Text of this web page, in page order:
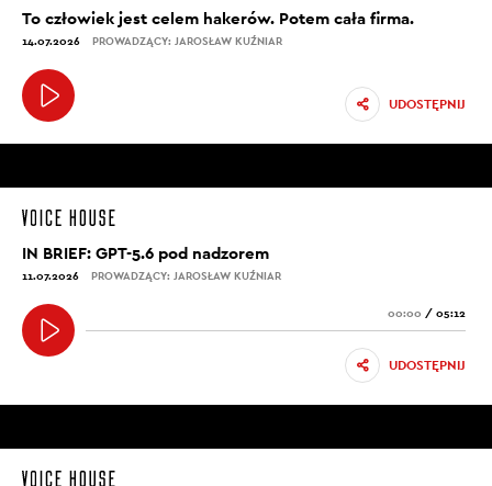
To człowiek jest celem hakerów. Potem cała firma.
14.07.2026 PROWADZĄCY: JAROSŁAW KUŹNIAR
UDOSTĘPNIJ
IN BRIEF: GPT-5.6 pod nadzorem
11.07.2026 PROWADZĄCY: JAROSŁAW KUŹNIAR
00:00 / 05:12
UDOSTĘPNIJ